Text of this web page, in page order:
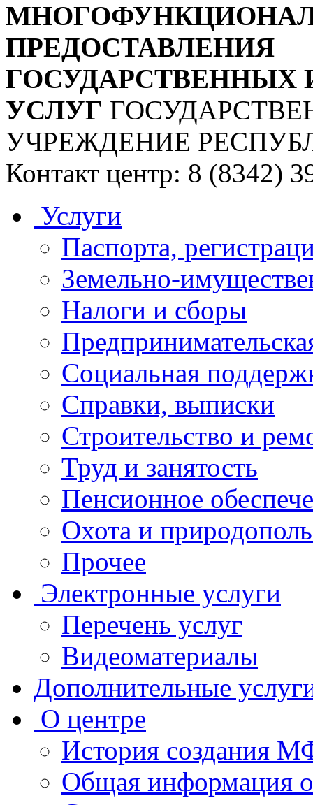
ПРЕДОСТАВЛЕНИЯ
УСЛУГ
УЧРЕЖДЕНИЕ
Контакт центр: 8 (8342)
Услуги
Паспорта,
Земельно-
Налоги и сборы
Социальная
Справки, выписки
Строительство и
Труд и занятость
Пенсионное
Охота и
Прочее
Электронные услуги
Перечень услуг
Видеоматериалы
Дополнительные
О центре
История создания
Общая